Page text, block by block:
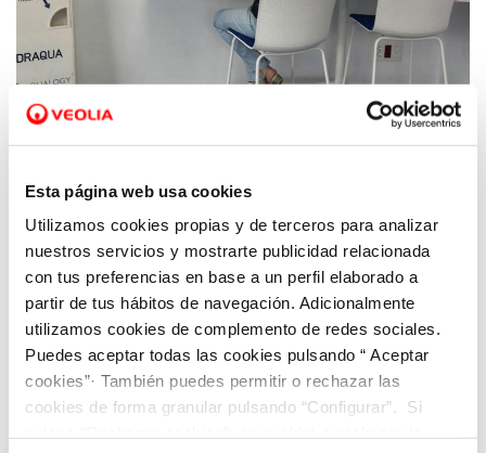
Esta página web usa cookies
Utilizamos cookies propias y de terceros para analizar
nuestros servicios y mostrarte publicidad relacionada
con tus preferencias en base a un perfil elaborado a
partir de tus hábitos de navegación. Adicionalmente
utilizamos cookies de complemento de redes sociales.
Puedes aceptar todas las cookies pulsando “ Aceptar
cookies”· También puedes permitir o rechazar las
cookies de forma granular pulsando “Configurar”. Si
mixtas en el servicio de gestión del agua
ofrecido a sus clientes en Comunitat
Valenciana